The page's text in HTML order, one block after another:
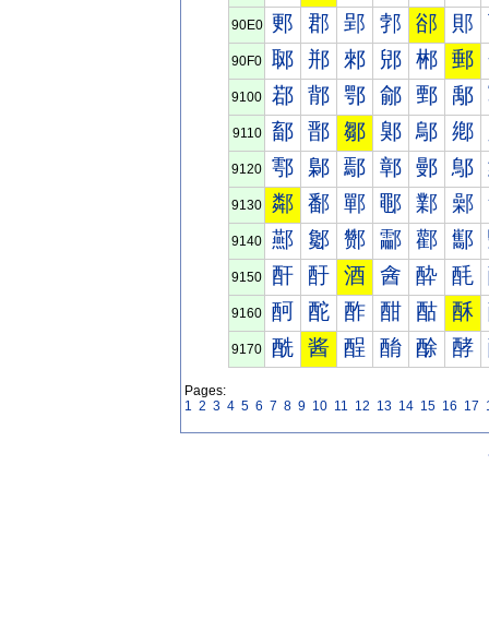
90E0 郠 郡 郢 郣 郤 郥
90F0 郰 郱 郲 郳 郴 郵
9100 鄀 鄁 鄂 鄃 鄄 鄅
9110 鄐 鄑 鄒 鄓 鄔 鄕
9120 鄠 鄡 鄢 鄣 鄤 鄥
9130 鄰 鄱 鄲 鄳 鄴 鄵
9140 酀 酁 酂 酃 酄 酅
9150 酐 酑 酒 酓 酔 酕
9160 酠 酡 酢 酣 酤 酥
9170 酰 酱 酲 酳 酴 酵
Pages:
1 2 3 4 5 6 7 8 9 10 11 12 13 14 15 16 17